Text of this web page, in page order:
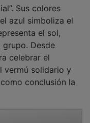
Sus colores
azul simboliza el
el sol,
Desde
celebrar el
vermú solidario y
conclusión la